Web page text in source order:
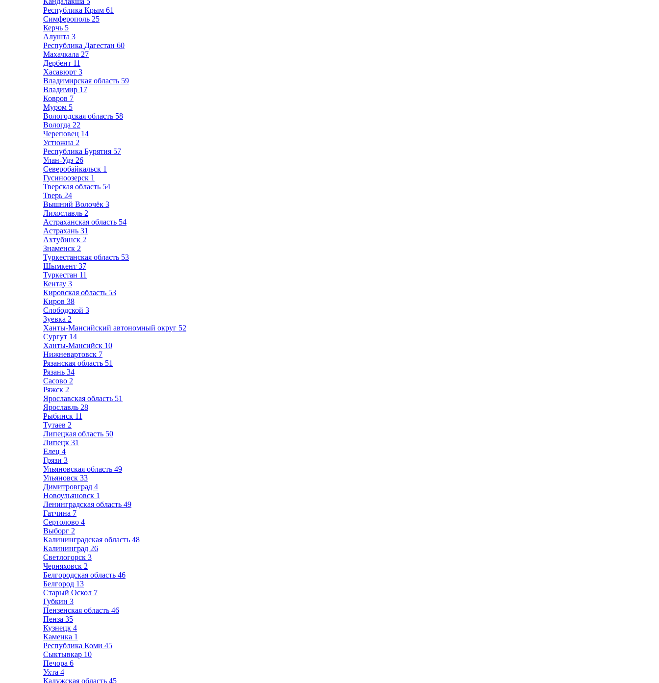
Республика Крым 61
Симферополь 25
Керчь 5
Алушта 3
Республика Дагестан 60
Махачкала 27
Дербент 11
Хасавюрт 3
Владимирская область 59
Владимир 17
Ковров 7
Муром 5
Вологодская область 58
Вологда 22
Череповец 14
Устюжна 2
Республика Бурятия 57
Улан-Удэ 26
Северобайкальск 1
Гусиноозерск 1
Тверская область 54
Тверь 24
Вышний Волочёк 3
Лихославль 2
Астраханская область 54
Астрахань 31
Ахтубинск 2
Знаменск 2
Туркестанская область 53
Шымкент 37
Туркестан 11
Кентау 3
Кировская область 53
Киров 38
Слободской 3
Зуевка 2
Ханты-Мансийский автономный округ 52
Сургут 14
Ханты-Мансийск 10
Нижневартовск 7
Рязанская область 51
Рязань 34
Сасово 2
Ряжск 2
Ярославская область 51
Ярославль 28
Рыбинск 11
Тутаев 2
Липецкая область 50
Липецк 31
Елец 4
Грязи 3
Ульяновская область 49
Ульяновск 33
Димитровград 4
Новоульяновск 1
Ленинградская область 49
Гатчина 7
Сертолово 4
Выборг 2
Калининградская область 48
Калининград 26
Светлогорск 3
Черняховск 2
Белгородская область 46
Белгород 13
Старый Оскол 7
Губкин 3
Пензенская область 46
Пенза 35
Кузнецк 4
Каменка 1
Республика Коми 45
Сыктывкар 10
Печора 6
Ухта 4
Калужская область 45